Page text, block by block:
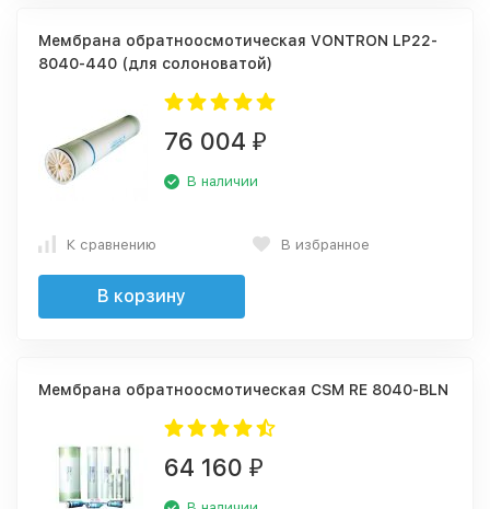
Мембрана обратноосмотическая VONTRON LP22-
8040-440 (для солоноватой)
76 004 ₽
В наличии
К сравнению В избранное
В корзину
Мембрана обратноосмотическая CSM RE 8040-BLN
64 160 ₽